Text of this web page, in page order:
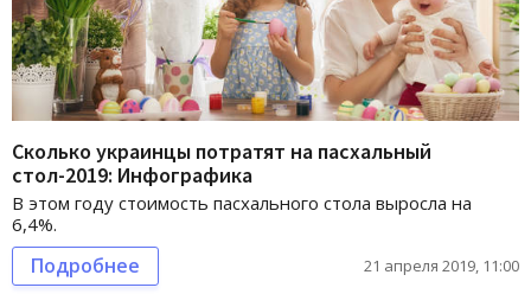
Сколько украинцы потратят на пасхальный
стол-2019: Инфографика
В этом году стоимость пасхального стола выросла на
6,4%.
Подробнее 21 апреля 2019, 11:00